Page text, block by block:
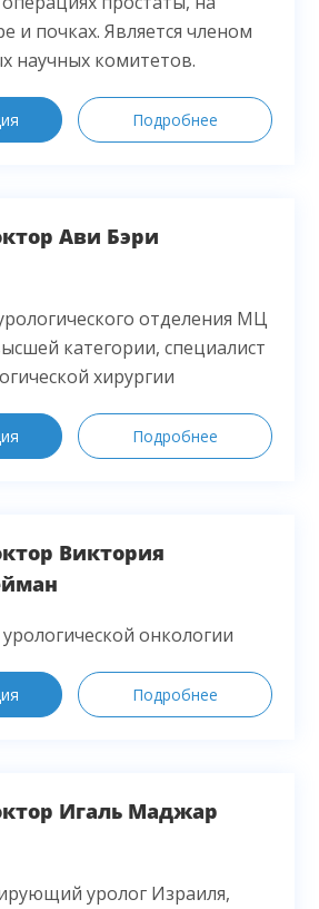
и почках. Является членом
научных комитетов.
Подробнее
Ави Бэри
отделения МЦ
категории, специалист
хирургии
Подробнее
Виктория
онкологии
Подробнее
Игаль Маджар
уролог Израиля,